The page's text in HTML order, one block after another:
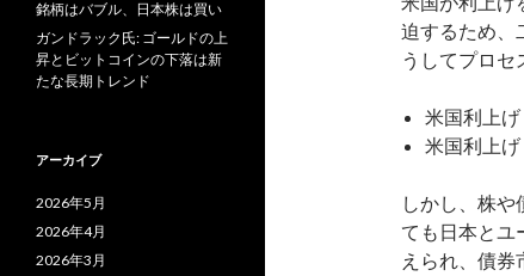
迫するため、
うしてプロセ
米国利上
米国利上
しかし、株
ても日本とユ
えられ、債
銘柄はバブル、日本株は買い
ガンドラック氏: ゴールドの上
昇とビットコインの下落は新
たな長期トレンド
アーカイブ
2026年5月
2026年4月
2026年3月